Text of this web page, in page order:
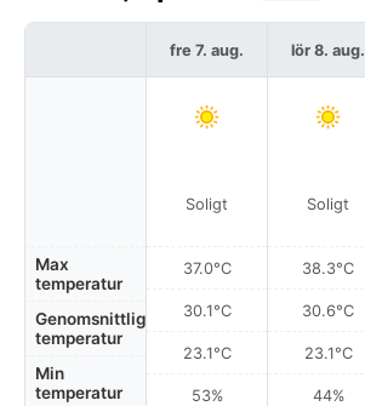
Max
temperatur
Genomsnittlig
temperatur
Min
temperatur
fre 7. aug.
Soligt
37.0°C
30.1°C
23.1°C
53%
lör 8. aug.
Soligt
38.3°C
30.6°C
23.1°C
44%